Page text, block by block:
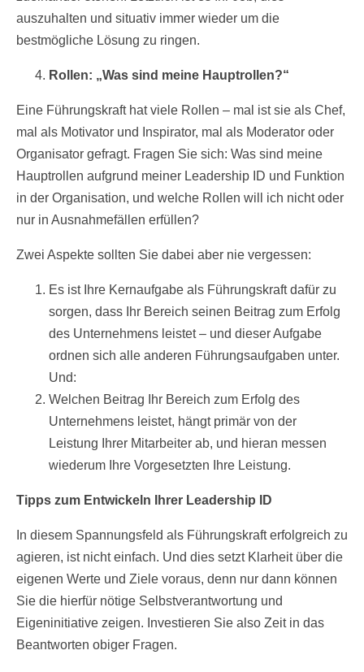
auszuhalten und situativ immer wieder um die
bestmögliche Lösung zu ringen.
Rollen: „Was sind meine Hauptrollen?“
Eine Führungskraft hat viele Rollen – mal ist sie als Chef,
mal als Motivator und Inspirator, mal als Moderator oder
Organisator gefragt. Fragen Sie sich: Was sind meine
Hauptrollen aufgrund meiner Leadership ID und Funktion
in der Organisation, und welche Rollen will ich nicht oder
nur in Ausnahmefällen erfüllen?
Zwei Aspekte sollten Sie dabei aber nie vergessen:
Es ist Ihre Kernaufgabe als Führungskraft dafür zu
sorgen, dass Ihr Bereich seinen Beitrag zum Erfolg
des Unternehmens leistet – und dieser Aufgabe
ordnen sich alle anderen Führungsaufgaben unter.
Und:
Welchen Beitrag Ihr Bereich zum Erfolg des
Unternehmens leistet, hängt primär von der
Leistung Ihrer Mitarbeiter ab, und hieran messen
wiederum Ihre Vorgesetzten Ihre Leistung.
Tipps zum Entwickeln Ihrer Leadership ID
In diesem Spannungsfeld als Führungskraft erfolgreich zu
agieren, ist nicht einfach. Und dies setzt Klarheit über die
eigenen Werte und Ziele voraus, denn nur dann können
Sie die hierfür nötige Selbstverantwortung und
Eigeninitiative zeigen. Investieren Sie also Zeit in das
Beantworten obiger Fragen.